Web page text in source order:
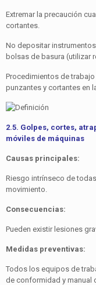
Extremar la precaución
cortantes.
No depositar
bolsas de basura (utilizar
Procedimientos de
punzantes y cortantes en
2.5. Golpes, cortes,
móviles de máquinas
Causas principales:
Riesgo intrínseco de
movimiento.
Consecuencias:
Pueden existir lesiones
Medidas preventivas:
Todos los equipos de
de conformidad y manual